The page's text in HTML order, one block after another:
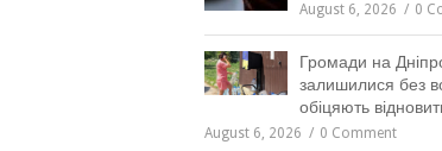
August 6, 2026 0
Громади на
залишилися без
обіцяють
August 6, 2026 0 Comment